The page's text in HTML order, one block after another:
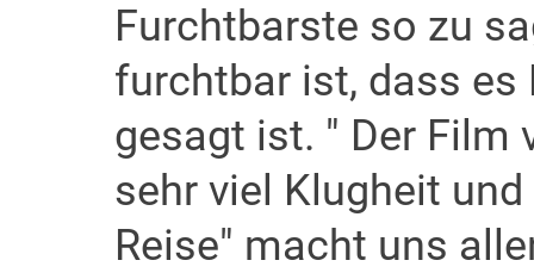
Furchtbarste so zu
furchtbar ist, dass
gesagt ist. " Der
sehr viel Klugheit
Reise" macht uns